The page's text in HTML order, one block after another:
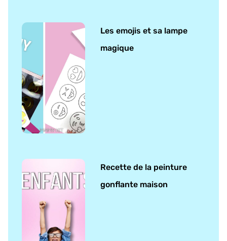
Les emojis et sa lampe
magique
Recette de la peinture
gonflante maison